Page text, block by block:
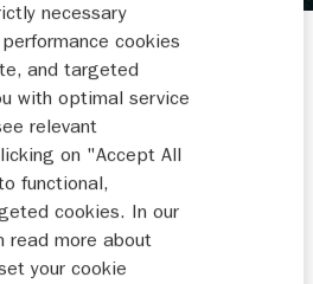
necessary
cookies
and targeted
with optimal service
relevant
on "Accept All
functional,
cookies. In our
read more about
your cookie